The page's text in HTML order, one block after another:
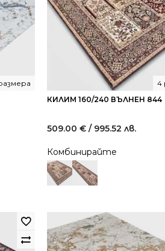
КИЛИМ 160/240 ВЪЛНЕН 844
4
509.00 € / 995.52 лв.
Комбинирайте